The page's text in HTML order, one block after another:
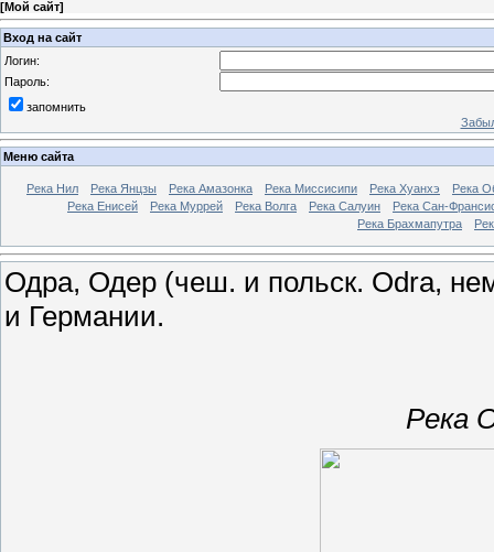
[Мой сайт]
Вход на сайт
Логин:
Пароль:
запомнить
Меню сайта
Река Нил Река Янцзы Река Амазонка Река Миссисипи Река Хуанхэ
Река
Река Енисей
Река Муррей Река Волга Река Салуин
Река Сан-
Река Брахмапутра
Одра, Одер (чеш. и польск. Odra,
и Германии.
Река